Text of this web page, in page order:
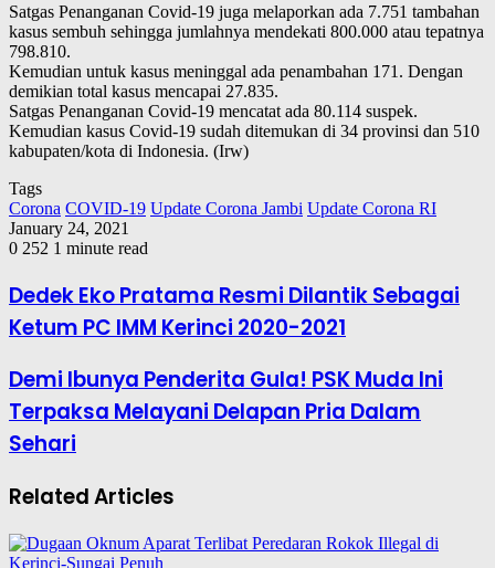
Satgas Penanganan Covid-19 juga melaporkan ada 7.751 tambahan
kasus sembuh sehingga jumlahnya mendekati 800.000 atau tepatnya
798.810.
Kemudian untuk kasus meninggal ada penambahan 171. Dengan
demikian total kasus mencapai 27.835.
Satgas Penanganan Covid-19 mencatat ada 80.114 suspek.
Kemudian kasus Covid-19 sudah ditemukan di 34 provinsi dan 510
kabupaten/kota di Indonesia. (Irw)
Tags
Corona COVID-19 Update Corona Jambi Update Corona RI
January 24, 2021
0 252 1 minute read
Dedek Eko Pratama Resmi Dilantik Sebagai
Ketum PC IMM Kerinci 2020-2021
Demi Ibunya Penderita Gula! PSK Muda Ini
Terpaksa Melayani Delapan Pria Dalam
Sehari
Related Articles